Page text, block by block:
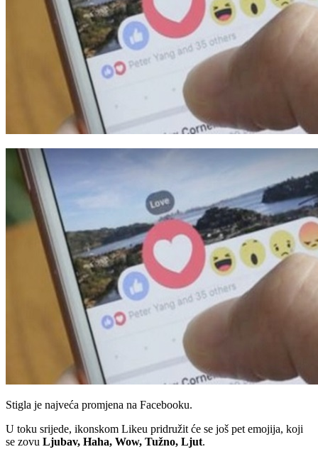
Stigla je najveća promjena na Facebooku.
U toku srijede, ikonskom Likeu pridružit će se još pet emojija, koji
se zovu Ljubav, Haha, Wow, Tužno, Ljut.